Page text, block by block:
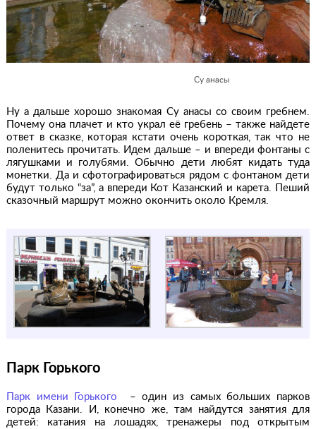
Су анасы
Ну а дальше хорошо знакомая Су анасы со своим гребнем.
Почему она плачет и кто украл её гребень – также найдете
ответ в сказке, которая кстати очень короткая, так что не
поленитесь прочитать. Идем дальше – и впереди фонтаны с
лягушками и голубями. Обычно дети любят кидать туда
монетки. Да и сфотографироваться рядом с фонтаном дети
будут только “за”, а впереди Кот Казанский и карета. Пеший
сказочный маршрут можно окончить около Кремля.
Парк Горького
Парк имени Горького – один из самых больших парков
города Казани. И, конечно же, там найдутся занятия для
детей: катания на лошадях, тренажеры под открытым